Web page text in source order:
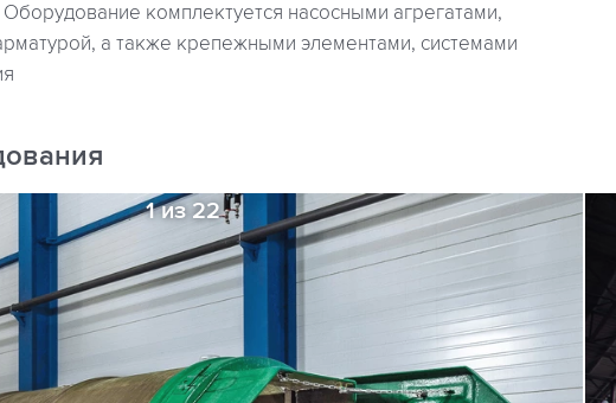
комплектуется насосными агрегатами,
а также крепежными элементами, системами
1 из 22